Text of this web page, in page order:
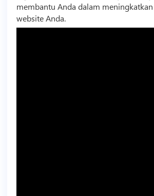
membantu Anda dalam
website Anda.